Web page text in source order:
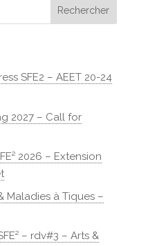
SFE2 – AEET 20-24
2027 – Call for
2026 – Extension
Maladies à Tiques –
– rdv#3 – Arts &